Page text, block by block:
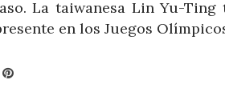
La taiwanesa Lin Yu-
en los Juegos
Pinterest